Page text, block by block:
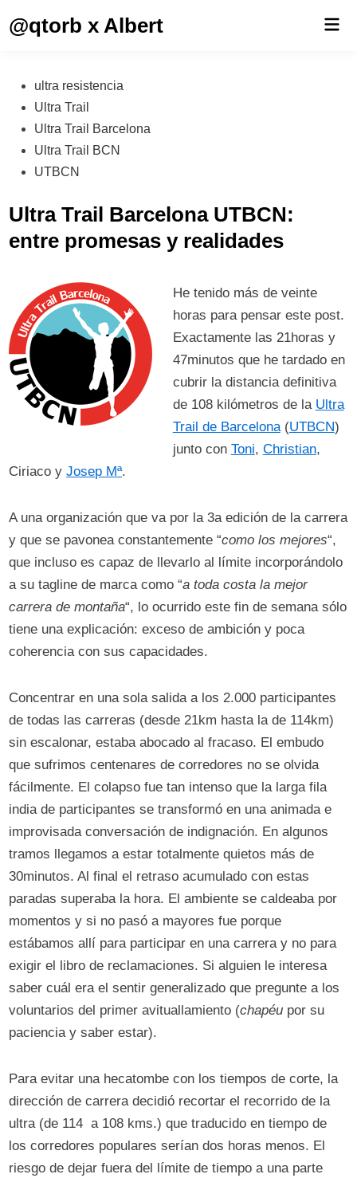
@qtorb x Albert
Publicado
en
ultra resistencia
Ultra Trail
Ultra Trail Barcelona
Ultra Trail BCN
UTBCN
Ultra Trail Barcelona UTBCN:
entre promesas y realidades
He tenido más de veinte
horas para pensar este post.
Exactamente las 21horas y
47minutos que he tardado en
cubrir la distancia definitiva
de 108 kilómetros de la Ultra
Trail de Barcelona(UTBCN)
junto con Toni, Christian,
Ciriaco yJosep Mª.
A una organización que va por la 3a edición de la carrera
y que se pavonea constantemente “como los mejores“,
que incluso es capaz de llevarlo al límite incorporándolo
a su tagline de marca como “a toda costa la mejor
carrera de montaña“, lo ocurrido este fin de semana sólo
tiene una explicación: exceso de ambición y poca
coherencia con sus capacidades.
Concentrar en una sola salida a los 2.000 participantes
de todas las carreras (desde 21km hasta la de 114km)
sin escalonar, estaba abocado al fracaso. El embudo
que sufrimos centenares de corredores no se olvida
fácilmente. El colapso fue tan intenso que la larga fila
india de participantes se transformó en una animada e
improvisada conversación de indignación. En algunos
tramos llegamos a estar totalmente quietos más de
30minutos. Al final el retraso acumulado con estas
paradas superaba la hora. El ambiente se caldeaba por
momentos y si no pasó a mayores fue porque
estábamos allí para participar en una carrera y no para
exigir el libro de reclamaciones. Si alguien le interesa
saber cuál era el sentir generalizado que pregunte a los
voluntarios del primer avituallamiento (chapéu por su
paciencia y saber estar).
Para evitar una hecatombe con los tiempos de corte, la
dirección de carrera decidió recortar el recorrido de la
ultra (de 114 a 108 kms.) que traducido en tiempo de
los corredores populares serían dos horas menos. El
riesgo de dejar fuera del límite de tiempo a una parte